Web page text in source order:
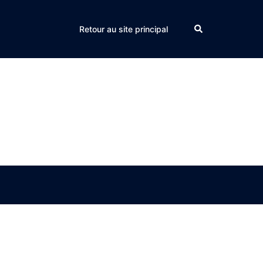
Retour au site principal Search